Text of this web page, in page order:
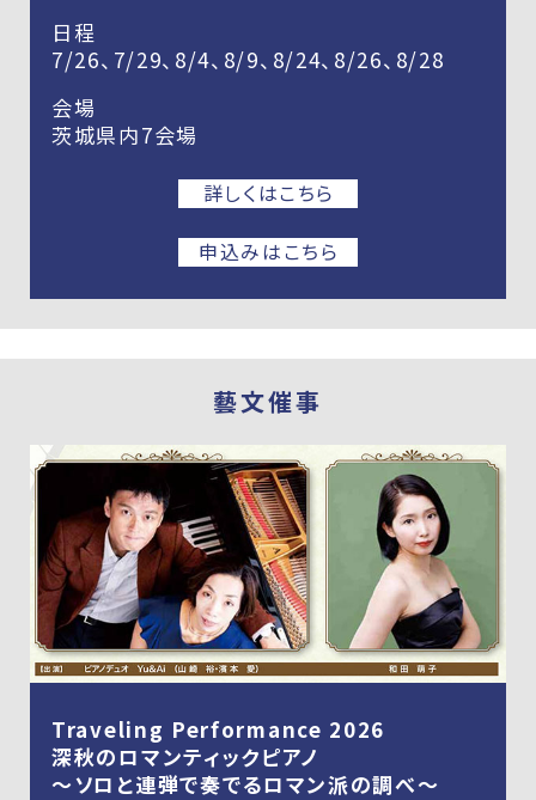
日程
7/26、7/29、8/4、8/9、8/24、8/26、8/28
会場
茨城県内7会場
詳しくはこちら
申込みはこちら
藝文催事
Traveling Performance 2026
深秋のロマンティックピアノ
～ソロと連弾で奏でるロマン派の調べ～